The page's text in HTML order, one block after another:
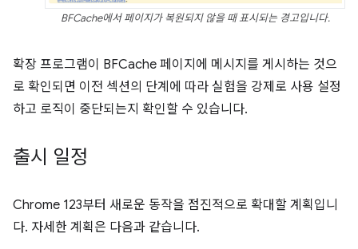
BFCache에서 페이지가 복원되지 않을 때 표시되는 경고입니다.
확장 프로그램이 BFCache 페이지에 메시지를 게시하는 것으
로 확인되면 이전 섹션의 단계에 따라 실험을 강제로 사용 설정
하고 로직이 중단되는지 확인할 수 있습니다.
출시 일정
Chrome 123부터 새로운 동작을 점진적으로 확대할 계획입니
다. 자세한 계획은 다음과 같습니다.